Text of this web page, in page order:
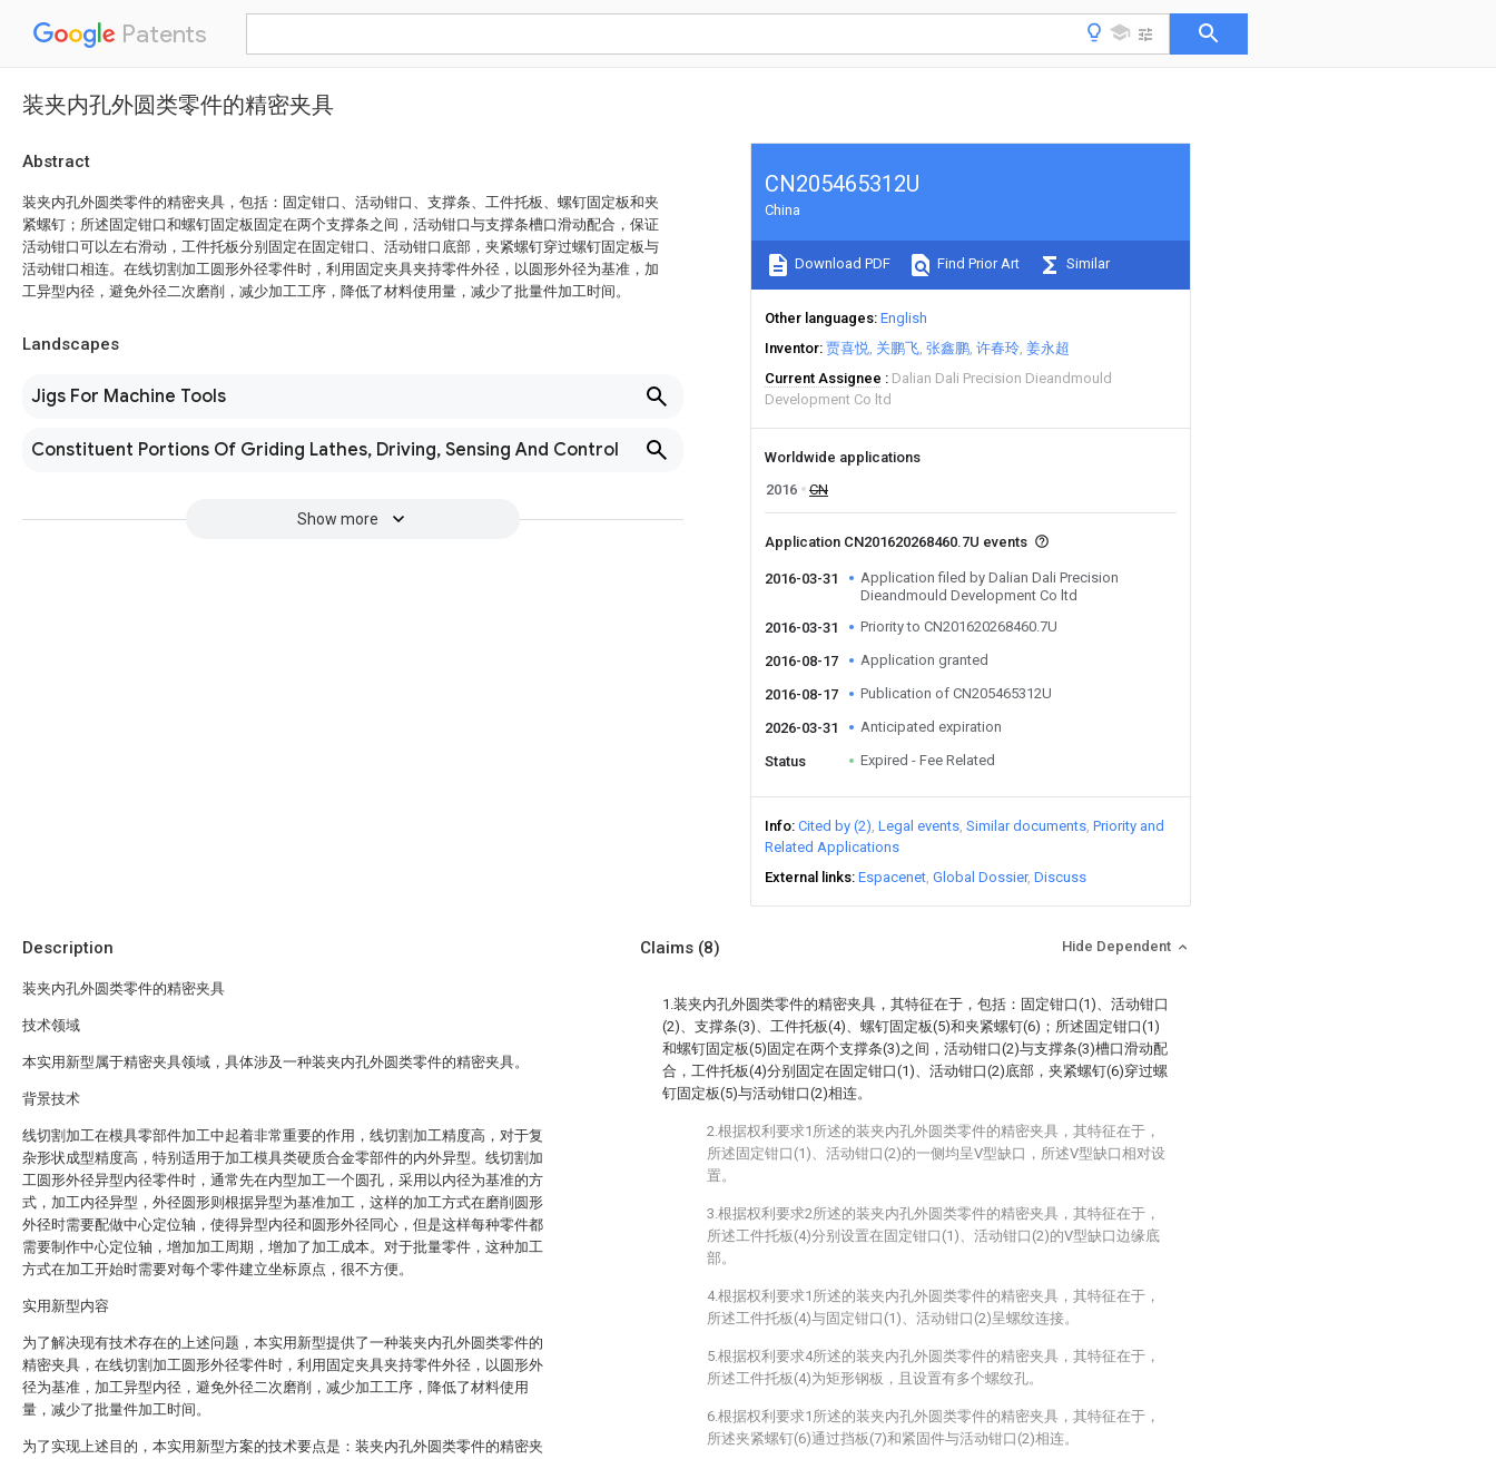
Patents
装夹内孔外圆类零件的精密夹具
Abstract
装夹内孔外圆类零件的精密夹具，包括：固定钳口、活动钳口、支撑条、工件托板、螺钉固定板和夹
紧螺钉；所述固定钳口和螺钉固定板固定在两个支撑条之间，活动钳口与支撑条槽口滑动配合，保证
活动钳口可以左右滑动，工件托板分别固定在固定钳口、活动钳口底部，夹紧螺钉穿过螺钉固定板与
活动钳口相连。在线切割加工圆形外径零件时，利用固定夹具夹持零件外径，以圆形外径为基准，加
工异型内径，避免外径二次磨削，减少加工工序，降低了材料使用量，减少了批量件加工时间。
Landscapes
Jigs For Machine Tools
Constituent Portions Of Griding Lathes, Driving, Sensing And Control
Show more
CN205465312U
China
Download PDF Find Prior Art Similar
Other languages English
Inventor 贾喜悦 关鹏飞 张鑫鹏 许春玲 姜永超
Current Assignee
Dalian Dali Precision Dieandmould
Development Co ltd
Worldwide applications
2016
CN
Application CN201620268460.7U events
2016-03-31
Application filed by Dalian Dali Precision
Dieandmould Development Co ltd
2016-03-31
Priority to CN201620268460.7U
2016-08-17 Application granted
2016-08-17 Publication of CN205465312U
2026-03-31 Anticipated expiration
Status Expired - Fee Related
Info Cited by (2) Legal events Similar documents Priority and
Related Applications
External links Espacenet Global Dossier Discuss
Description
装夹内孔外圆类零件的精密夹具
技术领域
本实用新型属于精密夹具领域，具体涉及一种装夹内孔外圆类零件的精密夹具。
背景技术
线切割加工在模具零部件加工中起着非常重要的作用，线切割加工精度高，对于复
杂形状成型精度高，特别适用于加工模具类硬质合金零部件的内外异型。线切割加
工圆形外径异型内径零件时，通常先在内型加工一个圆孔，采用以内径为基准的方
式，加工内径异型，外径圆形则根据异型为基准加工，这样的加工方式在磨削圆形
外径时需要配做中心定位轴，使得异型内径和圆形外径同心，但是这样每种零件都
需要制作中心定位轴，增加加工周期，增加了加工成本。对于批量零件，这种加工
方式在加工开始时需要对每个零件建立坐标原点，很不方便。
实用新型内容
为了解决现有技术存在的上述问题，本实用新型提供了一种装夹内孔外圆类零件的
精密夹具，在线切割加工圆形外径零件时，利用固定夹具夹持零件外径，以圆形外
径为基准，加工异型内径，避免外径二次磨削，减少加工工序，降低了材料使用
量，减少了批量件加工时间。
为了实现上述目的，本实用新型方案的技术要点是：装夹内孔外圆类零件的精密夹
Claims (8) Hide Dependent
1.装夹内孔外圆类零件的精密夹具，其特征在于，包括：固定钳口(1)、活动钳口
(2)、支撑条(3)、工件托板(4)、螺钉固定板(5)和夹紧螺钉(6)；所述固定钳口(1)
和螺钉固定板(5)固定在两个支撑条(3)之间，活动钳口(2)与支撑条(3)槽口滑动配
合，工件托板(4)分别固定在固定钳口(1)、活动钳口(2)底部，夹紧螺钉(6)穿过螺
钉固定板(5)与活动钳口(2)相连。
2.根据权利要求1所述的装夹内孔外圆类零件的精密夹具，其特征在于，
所述固定钳口(1)、活动钳口(2)的一侧均呈V型缺口，所述V型缺口相对设
置。
3.根据权利要求2所述的装夹内孔外圆类零件的精密夹具，其特征在于，
所述工件托板(4)分别设置在固定钳口(1)、活动钳口(2)的V型缺口边缘底
部。
4.根据权利要求1所述的装夹内孔外圆类零件的精密夹具，其特征在于，
所述工件托板(4)与固定钳口(1)、活动钳口(2)呈螺纹连接。
5.根据权利要求4所述的装夹内孔外圆类零件的精密夹具，其特征在于，
所述工件托板(4)为矩形钢板，且设置有多个螺纹孔。
6.根据权利要求1所述的装夹内孔外圆类零件的精密夹具，其特征在于，
所述夹紧螺钉(6)通过挡板(7)和紧固件与活动钳口(2)相连。